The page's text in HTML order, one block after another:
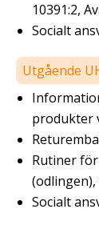
10391:2,
Socialt
Utgående
produkter
Rutiner
(odlingen),
Socialt